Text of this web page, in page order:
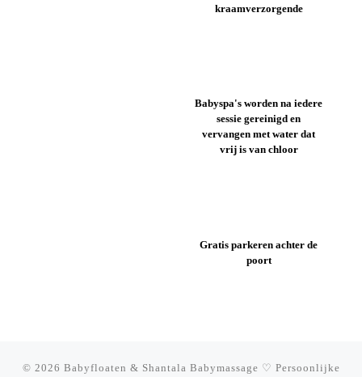
kraamverzorgende
Babyspa's worden na iedere
sessie gereinigd en
vervangen met water dat
vrij is van chloor
Gratis parkeren achter de
poort
© 2026 Babyfloaten & Shantala Babymassage ♡ Persoonlijke